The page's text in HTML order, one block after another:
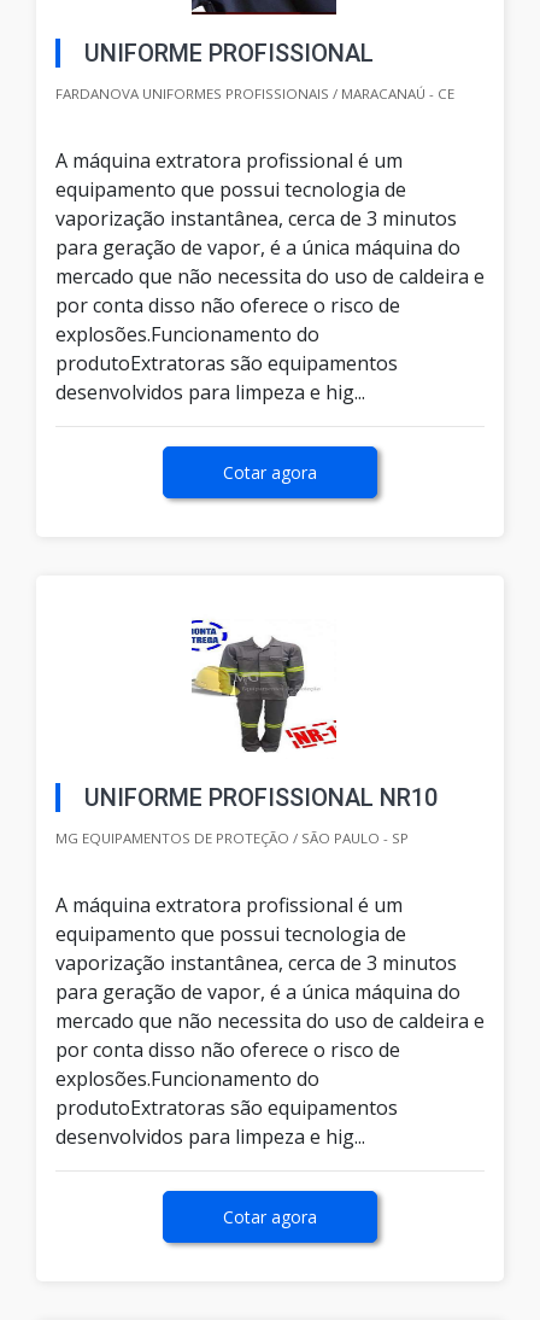
UNIFORME PROFISSIONAL
FARDANOVA UNIFORMES PROFISSIONAIS / MARACANAÚ - CE
A máquina extratora profissional é um
equipamento que possui tecnologia de
vaporização instantânea, cerca de 3 minutos
para geração de vapor, é a única máquina do
mercado que não necessita do uso de caldeira e
por conta disso não oferece o risco de
explosões.Funcionamento do
produtoExtratoras são equipamentos
desenvolvidos para limpeza e hig...
Cotar agora
UNIFORME PROFISSIONAL NR10
MG EQUIPAMENTOS DE PROTEÇÃO / SÃO PAULO - SP
A máquina extratora profissional é um
equipamento que possui tecnologia de
vaporização instantânea, cerca de 3 minutos
para geração de vapor, é a única máquina do
mercado que não necessita do uso de caldeira e
por conta disso não oferece o risco de
explosões.Funcionamento do
produtoExtratoras são equipamentos
desenvolvidos para limpeza e hig...
Cotar agora